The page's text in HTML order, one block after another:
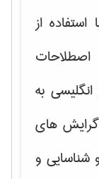
از
به
های
و